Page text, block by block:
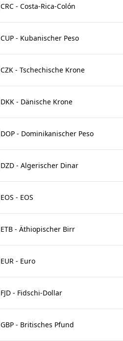
CRC - Costa-Rica-Colón
CUP - Kubanischer Peso
CZK - Tschechische Krone
DKK - Dänische Krone
DOP - Dominikanischer Peso
DZD - Algerischer Dinar
EOS - EOS
ETB - Äthiopischer Birr
EUR - Euro
FJD - Fidschi-Dollar
GBP - Britisches Pfund